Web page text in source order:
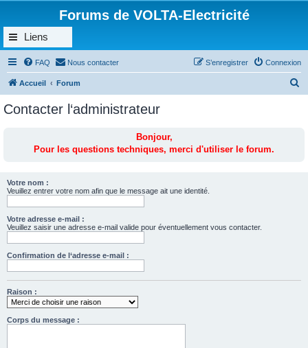
Forums de VOLTA-Electricité
Liens
FAQ Nous contacter Connexion
S’enregistrer
Accueil Forum
Contacter l‘administrateur
Bonjour,
Pour les questions techniques, merci d'utiliser le forum.
Votre nom :
Veuillez entrer votre nom afin que le message ait une identité.
Votre adresse e-mail :
Veuillez saisir une adresse e-mail valide pour éventuellement vous contacter.
Confirmation de l‘adresse e-mail :
Raison :
Corps du message :